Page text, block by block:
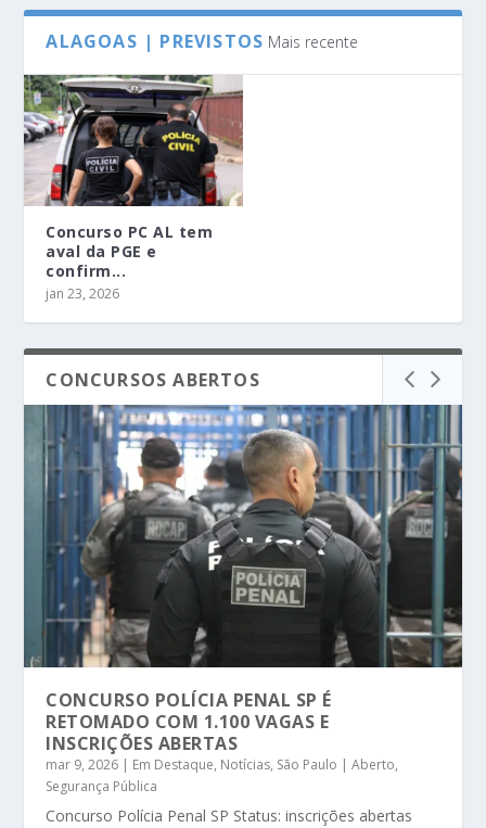
ALAGOAS | PREVISTOS Mais recente
Concurso PC AL tem
aval da PGE e
confirm...
jan 23, 2026
CONCURSOS ABERTOS
CONCURSO POLÍCIA PENAL SP É
RETOMADO COM 1.100 VAGAS E
INSCRIÇÕES ABERTAS
mar 9, 2026 | Em Destaque, Notícias, São Paulo | Aberto,
Segurança Pública
Concurso Polícia Penal SP Status: inscrições abertas